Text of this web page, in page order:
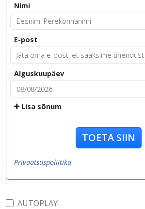
Nimi
E-post
Alguskuupäev
Lisa sõnum
TOETA SIIN
Privaatsuspoliitika
AUTOPLAY